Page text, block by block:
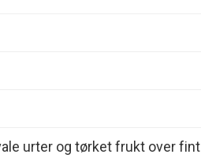
urter og tørket frukt over fint